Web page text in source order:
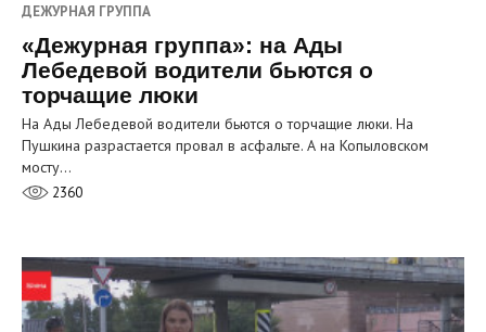
ДЕЖУРНАЯ ГРУППА
«Дежурная группа»: на Ады
Лебедевой водители бьются о
торчащие люки
На Ады Лебедевой водители бьются о торчащие люки. На
Пушкина разрастается провал в асфальте. А на Копыловском
мосту…
2360